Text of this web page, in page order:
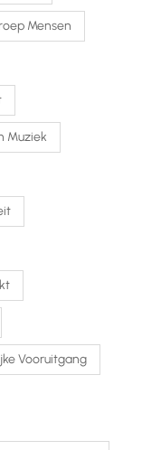
Mensen
Muziek
Vooruitgang